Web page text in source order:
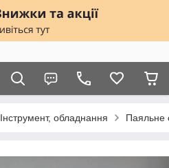
Інструмент, обладнання Паяльне